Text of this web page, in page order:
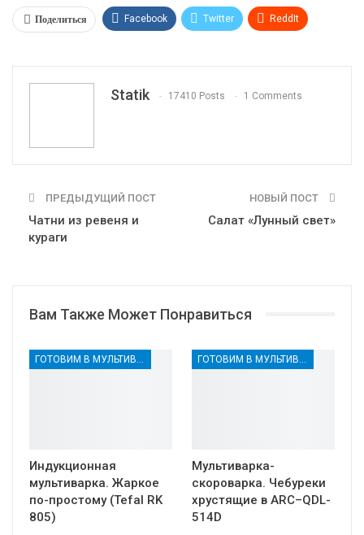
Поделиться Facebook Twitter ReddIt
Statik 17410 Posts 1 Comments
ПРЕДЫДУЩИЙ ПОСТ
Чатни из ревеня и
кураги
НОВЫЙ ПОСТ
Салат «Лунный свет»
Вам Также Может Понравиться
Индукционная
мультиварка. Жаркое
по-простому (Tefal RK
805)
Мультиварка-
скороварка. Чебуреки
хрустящие в ARC–QDL-
514D